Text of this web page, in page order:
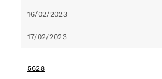
16/02/2023
17/02/2023
5628